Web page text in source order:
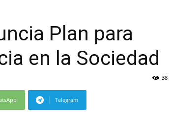
Plan para
en la Sociedad
38
Telegram